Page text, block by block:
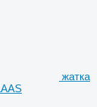
жатка